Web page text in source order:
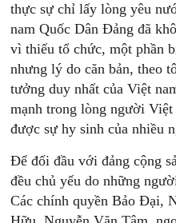
thực sự chỉ lấy lòng yêu
nam Quốc Dân Đảng đã
vì thiếu tổ chức, một phần
nhưng lý do căn bản, theo
tưởng duy nhất của Việt
mạnh trong lòng người
được sự hy sinh của nhiều
Để đối đầu với đảng cộng
đều chủ yếu do những
Các chính quyền Bảo Đại,